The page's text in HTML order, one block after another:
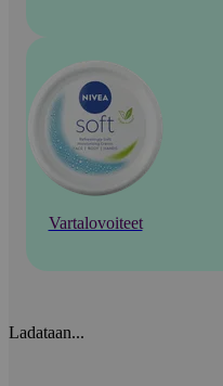
Vartalovoiteet
Ladataan...